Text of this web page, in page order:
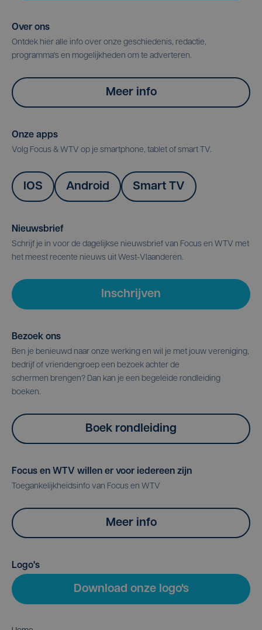
Over ons
Ontdek hier alle info over onze geschiedenis, redactie,
programma's en mogelijkheden om te adverteren.
Meer info
Onze apps
Volg Focus & WTV op je smartphone, tablet of smart TV.
IOS Android Smart TV
Nieuwsbrief
Schrijf je in voor de dagelijkse nieuwsbrief van Focus en WTV met
het meest recente nieuws uit West-Vlaanderen.
Inschrijven
Bezoek ons
Ben je benieuwd naar onze werking en wil je met jouw vereniging,
bedrijf of vriendengroep een bezoek achter de
schermen brengen? Dan kan je een begeleide rondleiding
boeken.
Boek rondleiding
Focus en WTV willen er voor iedereen zijn
Toegankelijkheidsinfo van Focus en WTV
Meer info
Logo's
Download onze logo's